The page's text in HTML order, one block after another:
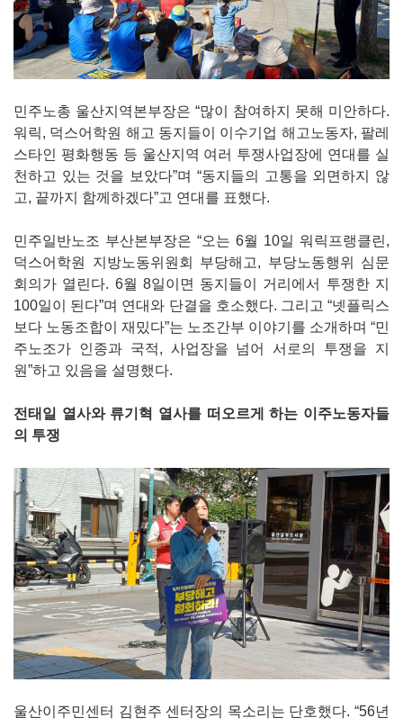
민주노총 울산지역본부장은 “많이 참여하지 못해 미안하다.
워릭, 덕스어학원 해고 동지들이 이수기업 해고노동자, 팔레
스타인 평화행동 등 울산지역 여러 투쟁사업장에 연대를 실
천하고 있는 것을 보았다”며 “동지들의 고통을 외면하지 않
고, 끝까지 함께하겠다”고 연대를 표했다.
민주일반노조 부산본부장은 “오는 6월 10일 워릭프랭클린,
덕스어학원 지방노동위원회 부당해고, 부당노동행위 심문
회의가 열린다. 6월 8일이면 동지들이 거리에서 투쟁한 지
100일이 된다”며 연대와 단결을 호소했다. 그리고 “넷플릭스
보다 노동조합이 재밌다”는 노조간부 이야기를 소개하며 “민
주노조가 인종과 국적, 사업장을 넘어 서로의 투쟁을 지
원”하고 있음을 설명했다.
전태일 열사와 류기혁 열사를 떠오르게 하는 이주노동자들
의 투쟁
울산이주민센터 김현주 센터장의 목소리는 단호했다. “56년